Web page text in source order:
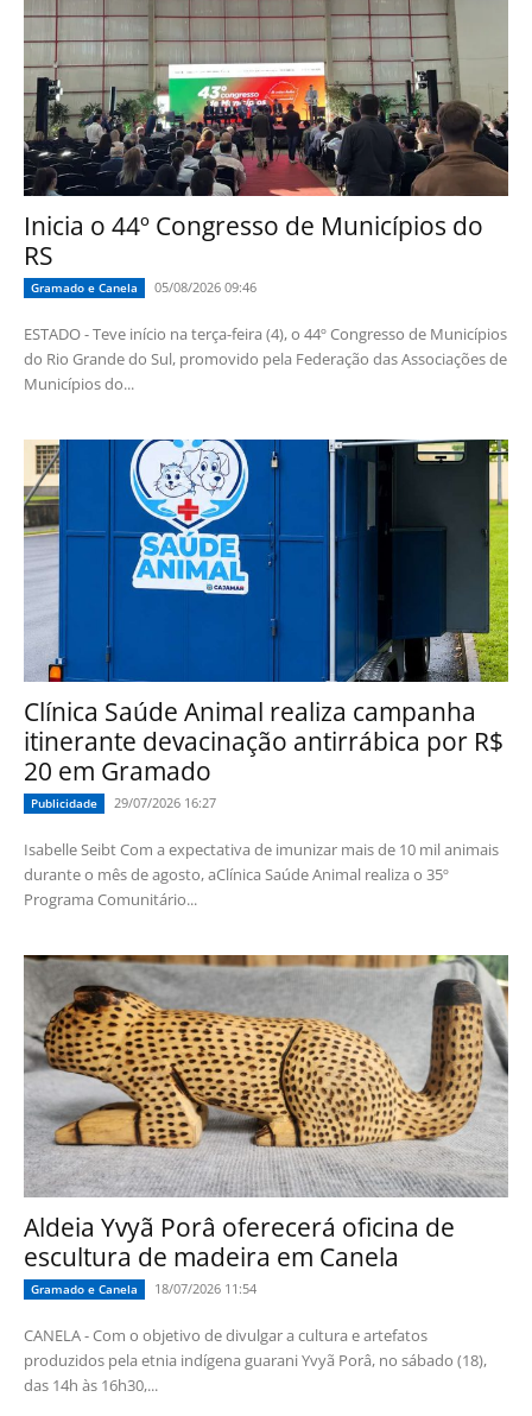
Inicia o 44º Congresso de Municípios do
RS
Gramado e Canela 05/08/2026 09:46
ESTADO - Teve início na terça-feira (4), o 44º Congresso de Municípios
do Rio Grande do Sul, promovido pela Federação das Associações de
Municípios do...
Clínica Saúde Animal realiza campanha
itinerante devacinação antirrábica por R$
20 em Gramado
Publicidade 29/07/2026 16:27
Isabelle Seibt Com a expectativa de imunizar mais de 10 mil animais
durante o mês de agosto, aClínica Saúde Animal realiza o 35º
Programa Comunitário...
Aldeia Yvyã Porâ oferecerá oficina de
escultura de madeira em Canela
Gramado e Canela 18/07/2026 11:54
CANELA - Com o objetivo de divulgar a cultura e artefatos
produzidos pela etnia indígena guarani Yvyã Porâ, no sábado (18),
das 14h às 16h30,...